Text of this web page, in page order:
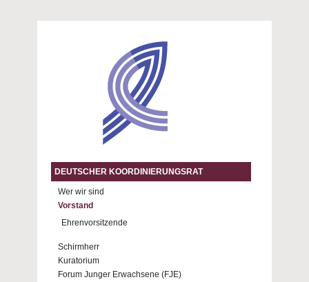
DEUTSCHER KOORDINIERUNGSRAT
Wer wir sind
Vorstand
Ehrenvorsitzende
Schirmherr
Kuratorium
Forum Junger Erwachsene (FJE)